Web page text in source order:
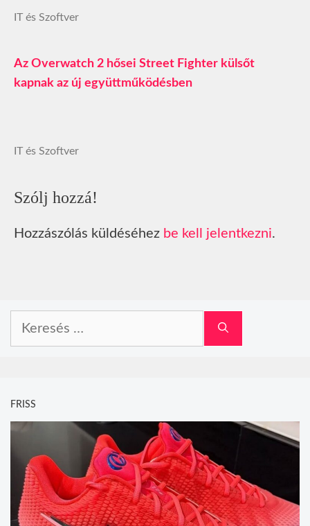
IT és Szoftver
Az Overwatch 2 hősei Street Fighter külsőt
kapnak az új együttműködésben
IT és Szoftver
Szólj hozzá!
Hozzászólás küldéséhez be kell jelentkezni.
FRISS